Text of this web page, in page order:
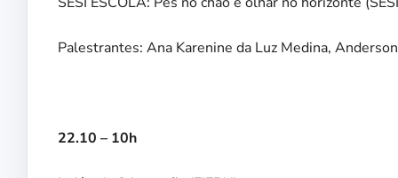
Palestrantes: Ana Karenine da Luz Medina,
22.10 – 10h